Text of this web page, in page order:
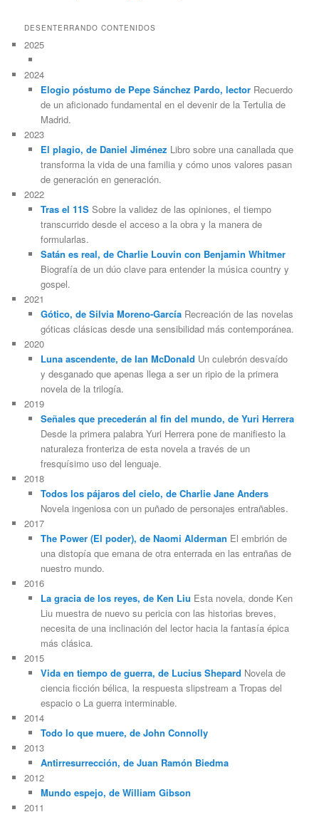
DESENTERRANDO CONTENIDOS
2025
2024
Elogio póstumo de Pepe Sánchez Pardo, lectorRecuerdo
de un aficionado fundamental en el devenir de la Tertulia de
Madrid.
2023
El plagio, de Daniel Jiménez Libro sobre una canallada que
transforma la vida de una familia y cómo unos valores pasan
de generación en generación.
2022
Tras el 11SSobre la validez de las opiniones, el tiempo
transcurrido desde el acceso a la obra y la manera de
formularlas.
Satán es real, de Charlie Louvin con Benjamin Whitmer
Biografía de un dúo clave para entender la música country y
gospel.
2021
Gótico, de Silvia Moreno-GarcíaRecreación de las novelas
góticas clásicas desde una sensibilidad más contemporánea.
2020
Luna ascendente, de Ian McDonald Un culebrón desvaído
y desganado que apenas llega a ser un ripio de la primera
novela de la trilogía.
2019
Señales que precederán al fin del mundo, de Yuri Herrera
Desde la primera palabra Yuri Herrera pone de manifiesto la
naturaleza fronteriza de esta novela a través de un
fresquísimo uso del lenguaje.
2018
Todos los pájaros del cielo, de Charlie Jane Anders
Novela ingeniosa con un puñado de personajes entrañables.
2017
The Power (El poder), de Naomi Alderman El embrión de
una distopía que emana de otra enterrada en las entrañas de
nuestro mundo.
2016
La gracia de los reyes, de Ken Liu Esta novela, donde Ken
Liu muestra de nuevo su pericia con las historias breves,
necesita de una inclinación del lector hacia la fantasía épica
más clásica.
2015
Vida en tiempo de guerra, de Lucius Shepard Novela de
ciencia ficción bélica, la respuesta slipstream a Tropas del
espacio o La guerra interminable.
2014
Todo lo que muere, de John Connolly
2013
Antirresurrección, de Juan Ramón Biedma
2012
Mundo espejo, de William Gibson
2011